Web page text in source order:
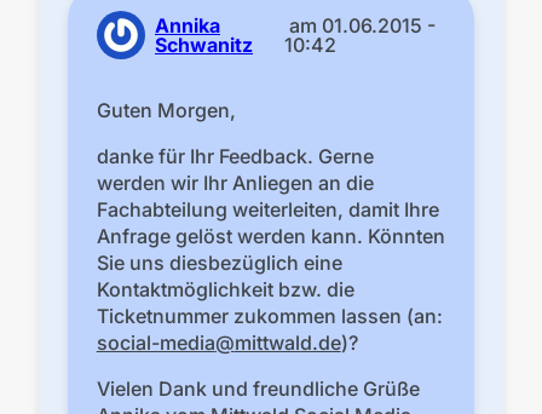
Annika
Schwanitz
am 01.06.2015 -
10:42
Guten Morgen,
danke für Ihr Feedback. Gerne
werden wir Ihr Anliegen an die
Fachabteilung weiterleiten, damit Ihre
Anfrage gelöst werden kann. Könnten
Sie uns diesbezüglich eine
Kontaktmöglichkeit bzw. die
Ticketnummer zukommen lassen (an:
social-media
mittwald.de)?
Vielen Dank und freundliche Grüße